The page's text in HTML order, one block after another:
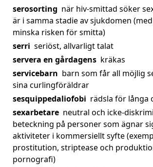
serosorting när hiv-smittad söker
är i samma stadie av sjukdomen
minska risken för smitta)
serri seriöst, allvarligt talat
servera en gårdagens kräkas
servicebarn barn som får all möjlig
sina curlingföräldrar
sesquippedaliofobi rädsla för långa
sexarbetare neutral och icke-
beteckning på personer som ägnar
aktiviteter i kommersiellt syfte
prostitution, striptease och
pornografi)